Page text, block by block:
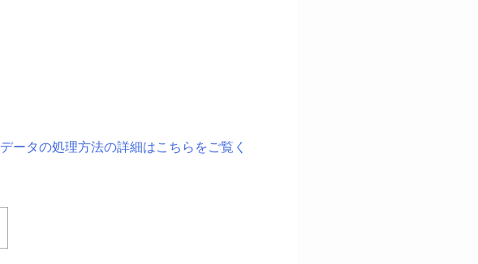
データの処理方法の詳細はこちらをご覧く